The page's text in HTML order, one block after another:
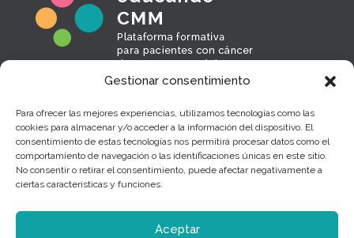
Gestionar consentimiento
Para ofrecer las mejores experiencias, utilizamos tecnologías como las
cookies para almacenar y/o acceder a la información del dispositivo. El
consentimiento de estas tecnologías nos permitirá procesar datos como el
comportamiento de navegación o las identificaciones únicas en este sitio.
No consentir o retirar el consentimiento, puede afectar negativamente a
ciertas características y funciones.
Aceptar
Sobre nosotros
Política de privacidad
Contacto